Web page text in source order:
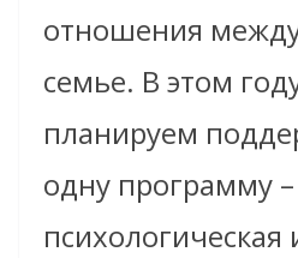
отношения
семье. В этом
планируем
одну программу –
психологическая